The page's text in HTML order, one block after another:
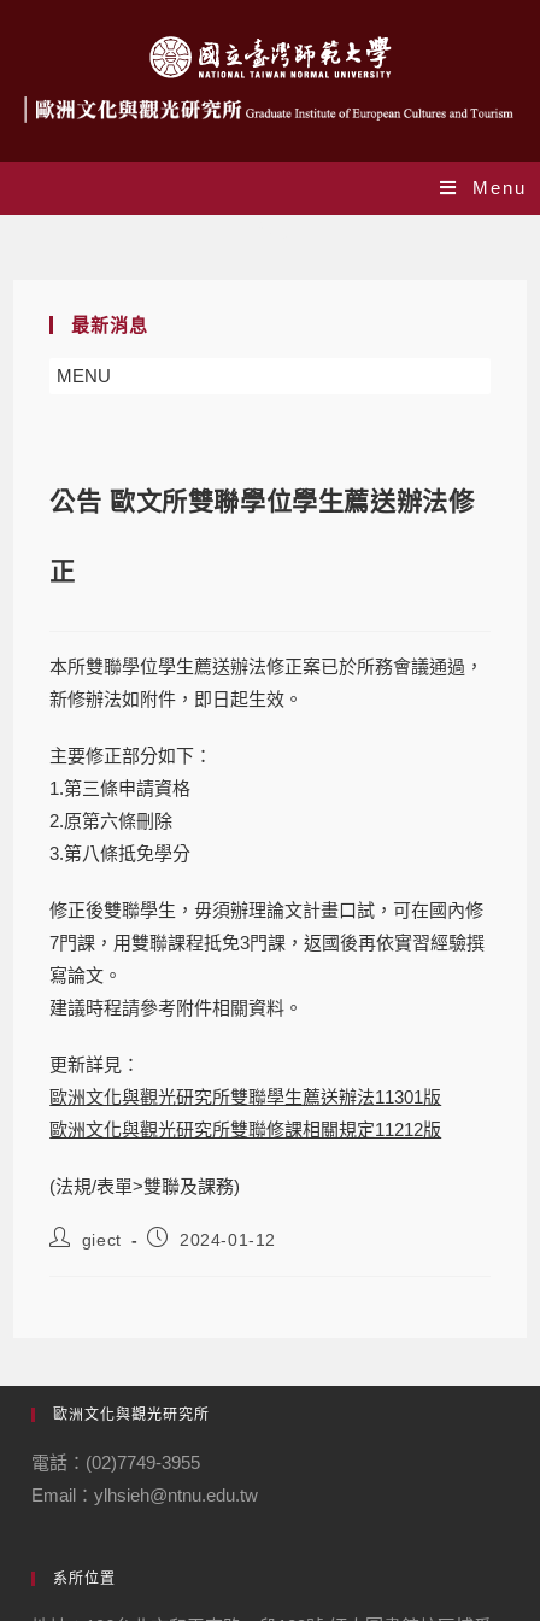
Menu
最新消息
MENU
公告 歐文所雙聯學位學生薦送辦法修
正
本所雙聯學位學生薦送辦法修正案已於所務會議通過，
新修辦法如附件，即日起生效。
主要修正部分如下：
1.第三條申請資格
2.原第六條刪除
3.第八條抵免學分
修正後雙聯學生，毋須辦理論文計畫口試，可在國內修
7門課，用雙聯課程抵免3門課，返國後再依實習經驗撰
寫論文。
建議時程請參考附件相關資料。
更新詳見：
歐洲文化與觀光研究所雙聯學生薦送辦法11301版
歐洲文化與觀光研究所雙聯修課相關規定11212版
(法規/表單>雙聯及課務)
giect 2024-01-12
歐洲文化與觀光研究所
電話：(02)7749-3955
Email：ylhsieh@ntnu.edu.tw
系所位置